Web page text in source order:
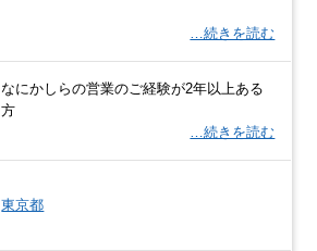
…続きを読む
なにかしらの営業のご経験が2年以上ある
方
…続きを読む
東京都